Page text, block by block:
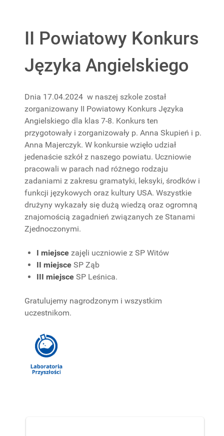
II Powiatowy Konkurs
Języka Angielskiego
Dnia 17.04.2024 w naszej szkole został
zorganizowany II Powiatowy Konkurs Języka
Angielskiego dla klas 7-8. Konkurs ten
przygotowały i zorganizowały p. Anna Skupień i p.
Anna Majerczyk. W konkursie wzięło udział
jedenaście szkół z naszego powiatu. Uczniowie
pracowali w parach nad różnego rodzaju
zadaniami z zakresu gramatyki, leksyki, środków i
funkcji językowych oraz kultury USA. Wszystkie
drużyny wykazały się dużą wiedzą oraz ogromną
znajomością zagadnień związanych ze Stanami
Zjednoczonymi.
I miejsce zajęli uczniowie z SP Witów
II miejsce SP Ząb
III miejsce SP Leśnica.
Gratulujemy nagrodzonym i wszystkim
uczestnikom.